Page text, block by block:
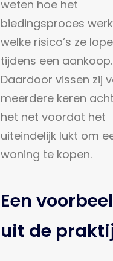
weten hoe het
biedingsproces
welke risico’s ze
tijdens een aankoop.
Daardoor vissen zij
meerdere keren
het net voordat het
uiteindelijk lukt om
woning te kopen.
Een
uit de